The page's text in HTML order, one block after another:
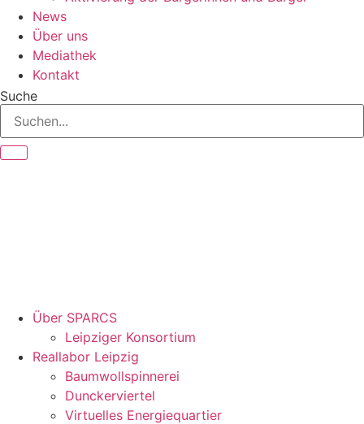
News
Über uns
Mediathek
Kontakt
Suche
Über SPARCS
Leipziger Konsortium
Reallabor Leipzig
Baumwollspinnerei
Dunckerviertel
Virtuelles Energiequartier